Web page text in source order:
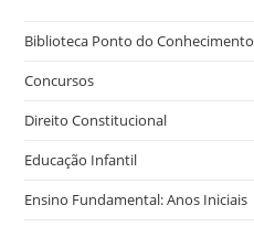
Biblioteca Ponto do Conhecimento
Concursos
Direito Constitucional
Educação Infantil
Ensino Fundamental: Anos Iniciais